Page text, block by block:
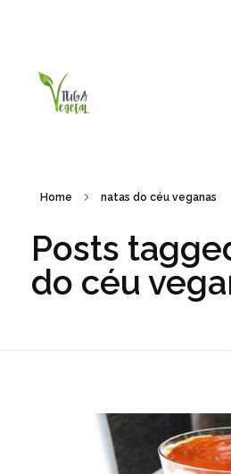
Home natas do céu veganas
Posts
do céu